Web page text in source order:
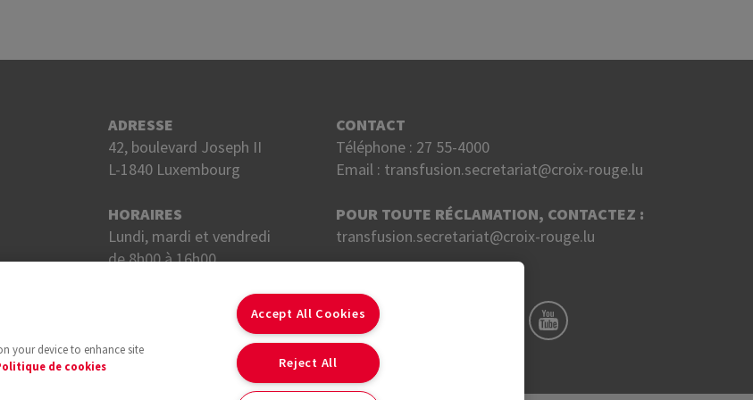
ADRESSE
42, boulevard Joseph II
L-1840 Luxembourg
HORAIRES
Lundi, mardi et vendredi
de 8h00 à 16h00.
CONTACT
Téléphone : 27 55-4000
Email : transfusion.secretariat@croix-rouge.lu
POUR TOUTE RÉCLAMATION, CONTACTEZ :
transfusion.secretariat@croix-rouge.lu
your device to enhance site
de cookies
Accept All Cookies
Reject All